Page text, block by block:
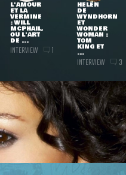
L'AMOUR
ET LA
VERMINE
: WILL
MCPHAIL,
OU L'ART
DE ...
INTERVIEW 1
HELEN
DE
WYNDHORN
ET
WONDER
WOMAN :
TOM
KING ET
...
INTERVIEW 3